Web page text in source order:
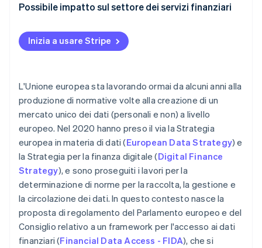
Possibile impatto sul settore dei servizi finanziari
Inizia a usare Stripe
L'Unione europea sta lavorando ormai da alcuni anni alla
produzione di normative volte alla creazione di un
mercato unico dei dati (personali e non) a livello
europeo. Nel 2020 hanno preso il via la Strategia
europea in materia di dati (European Data Strategy) e
la Strategia per la finanza digitale (Digital Finance
Strategy), e sono proseguiti i lavori per la
determinazione di norme per la raccolta, la gestione e
la circolazione dei dati. In questo contesto nasce la
proposta di regolamento del Parlamento europeo e del
Consiglio relativo a un framework per l'accesso ai dati
finanziari (Financial Data Access - FIDA), che si